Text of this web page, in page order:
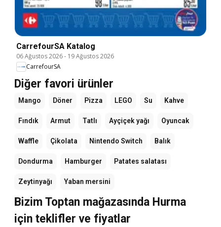
CarrefourSA Katalog
06 Ağustos 2026- 19 Ağustos 2026
CarrefourSA
Diğer favori ürünler
Mango Döner Pizza LEGO Su Kahve
Fındık Armut Tatlı Ayçiçek yağı Oyuncak
Waffle Çikolata Nintendo Switch Balık
Dondurma Hamburger Patates salatası
Zeytinyağı Yaban mersini
Bizim Toptan mağazasında Hurma
için teklifler ve fiyatlar